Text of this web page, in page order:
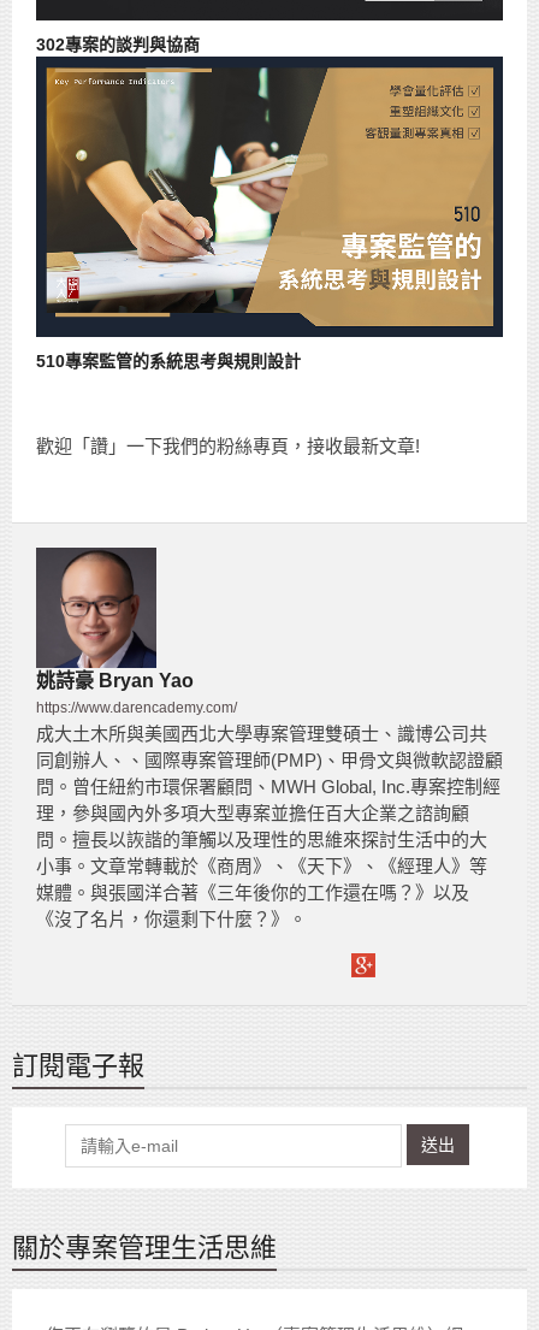
302專案的談判與協商
510專案監管的系統思考與規則設計
歡迎「讚」一下我們的粉絲專頁，接收最新文章!
姚詩豪 Bryan Yao
https://www.darencademy.com/
成大土木所與美國西北大學專案管理雙碩士、識博公司共
同創辦人、、國際專案管理師(PMP)、甲骨文與微軟認證顧
問。曾任紐約市環保署顧問、MWH Global, Inc.專案控制經
理，參與國內外多項大型專案並擔任百大企業之諮詢顧
問。擅長以詼諧的筆觸以及理性的思維來探討生活中的大
小事。文章常轉載於《商周》、《天下》、《經理人》等
媒體。與張國洋合著《三年後你的工作還在嗎？》以及
《沒了名片，你還剩下什麼？》。
訂閱電子報
送出
關於專案管理生活思維